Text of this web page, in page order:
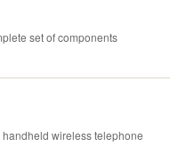
set of components
wireless telephone